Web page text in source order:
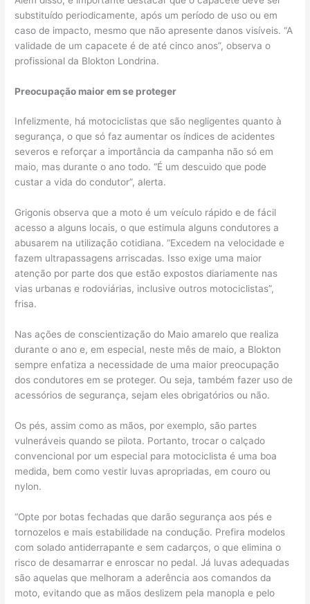
substituído periodicamente, após um período de uso ou em
caso de impacto, mesmo que não apresente danos visíveis. “A
validade de um capacete é de até cinco anos”, observa o
profissional da Blokton Londrina.
Preocupação maior em se proteger
Infelizmente, há motociclistas que são negligentes quanto à
segurança, o que só faz aumentar os índices de acidentes
severos e reforçar a importância da campanha não só em
maio, mas durante o ano todo. “É um descuido que pode
custar a vida do condutor”, alerta.
Grigonis observa que a moto é um veículo rápido e de fácil
acesso a alguns locais, o que estimula alguns condutores a
abusarem na utilização cotidiana. “Excedem na velocidade e
fazem ultrapassagens arriscadas. Isso exige uma maior
atenção por parte dos que estão expostos diariamente nas
vias urbanas e rodoviárias, inclusive outros motociclistas”,
frisa.
Nas ações de conscientização do Maio amarelo que realiza
durante o ano e, em especial, neste mês de maio, a Blokton
sempre enfatiza a necessidade de uma maior preocupação
dos condutores em se proteger. Ou seja, também fazer uso de
acessórios de segurança, sejam eles obrigatórios ou não.
Os pés, assim como as mãos, por exemplo, são partes
vulneráveis quando se pilota. Portanto, trocar o calçado
convencional por um especial para motociclista é uma boa
medida, bem como vestir luvas apropriadas, em couro ou
nylon.
“Opte por botas fechadas que darão segurança aos pés e
tornozelos e mais estabilidade na condução. Prefira modelos
com solado antiderrapante e sem cadarços, o que elimina o
risco de desamarrar e enroscar no pedal. Já luvas adequadas
são aquelas que melhoram a aderência aos comandos da
moto, evitando que as mãos deslizem pela manopla e pelo